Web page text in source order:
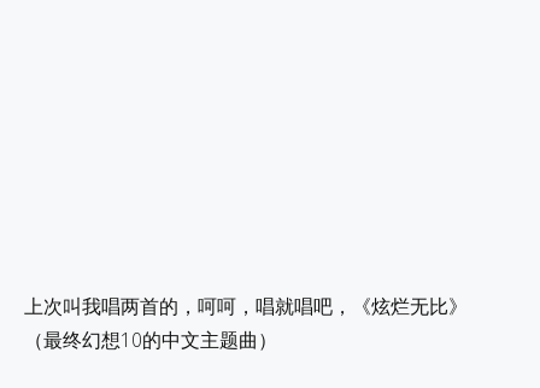
上次叫我唱两首的，呵呵，唱就唱吧，《炫烂无比》
（最终幻想10的中文主题曲）